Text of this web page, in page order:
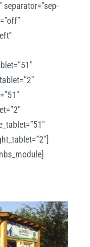
separator=”sep-